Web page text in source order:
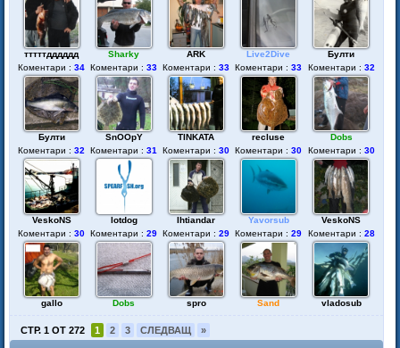
тттттдддддд Sharky ARK Live2Dive
Булти
Коментари : 34
Булти
Коментари : 33
SnOOpY
Коментари : 33
TINKATA
Коментари : 33
recluse
Коментари : 32
Dobs
Коментари : 32
VeskoNS
Коментари : 31
lotdog
Коментари : 30
Ihtiandar
Коментари : 30
Yavorsub
Коментари : 30
VeskoNS
Коментари : 30
gallo
Коментари : 29
Dobs
Коментари : 29
spro
Коментари : 29
Sand
Коментари : 28
vladosub
СТР. 1 ОТ 272 1 2 3 СЛЕДВАЩ »